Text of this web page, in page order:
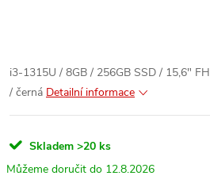
i3-1315U / 8GB / 256GB SSD / 15,6"
/ černá Detailní informace
Skladem >20 ks
12.8.2026